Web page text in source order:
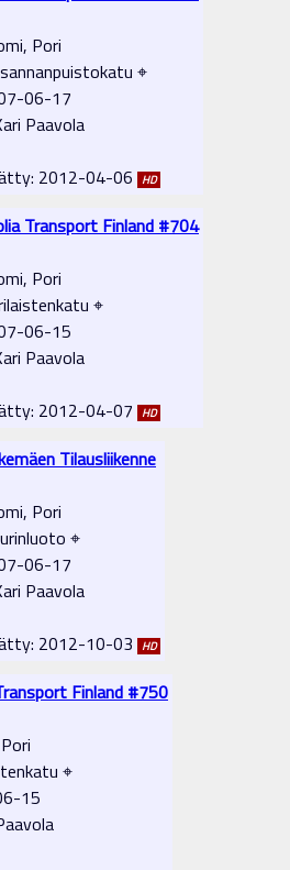
Pori
⌖
06-17
Paavola
2012-04-06 HD
Transport Finland #704
Pori
⌖
06-15
Paavola
2012-04-07 HD
Tilausliikenne
Pori
⌖
06-17
Paavola
2012-10-03 HD
Finland #750
⌖
15